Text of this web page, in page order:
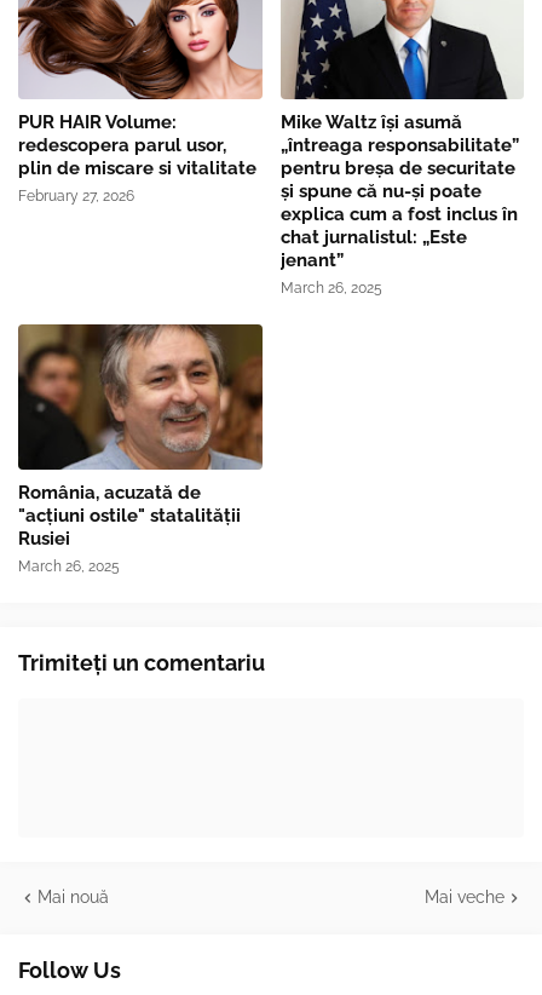
PUR HAIR Volume:
redescopera parul usor,
plin de miscare si vitalitate
February 27, 2026
Mike Waltz îşi asumă
„întreaga responsabilitate”
pentru breşa de securitate
și spune că nu-și poate
explica cum a fost inclus în
chat jurnalistul: „Este
jenant”
March 26, 2025
România, acuzată de
"acțiuni ostile" statalității
Rusiei
March 26, 2025
Trimiteți un comentariu
Mai nouă Mai veche
Follow Us